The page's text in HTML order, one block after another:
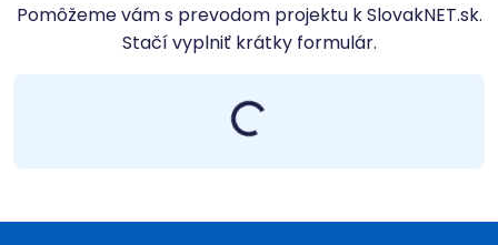
Pomôžeme vám s prevodom projektu k SlovakNET.sk.
Stačí vyplniť krátky formulár.
Nahrávam...